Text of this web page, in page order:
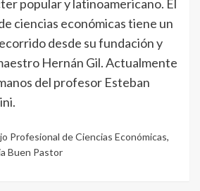
popular y latinoamericano. El
ciencias económicas tiene un
desde su fundación y
Hernán Gil. Actualmente
del profesor Esteban
Profesional de Ciencias Económicas,
Buen Pastor